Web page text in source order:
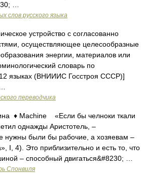
…
слов русского языка
устройство с согласованно
осуществляющее целесообразные
энергии, материалов или
словарь по
12 языках (ВНИИИС Госстроя СССР)]
переводчика
♦ Machine «Если бы челноки ткали
однажды Аристотель, –
нужны были бы рабочие, а хозяевам –
I, 4). Это приблизительно и есть то, что
– способный двигаться&#8230; …
Спонвиля